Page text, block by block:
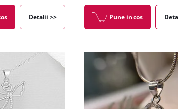
Detalii >> Pune in cos